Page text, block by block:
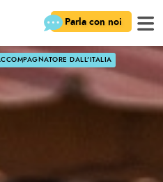
Parla con noi
DALL'ITALIA